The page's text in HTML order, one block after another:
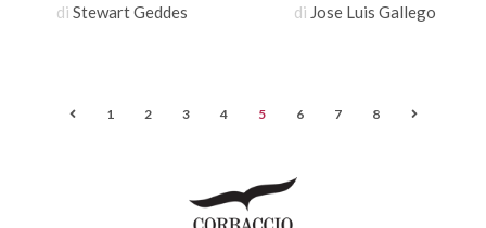
di Stewart Geddes di Jose Luis Gallego
1 2 3 4 5 6 7 8